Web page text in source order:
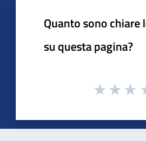
Quanto sono
su questa pagina?